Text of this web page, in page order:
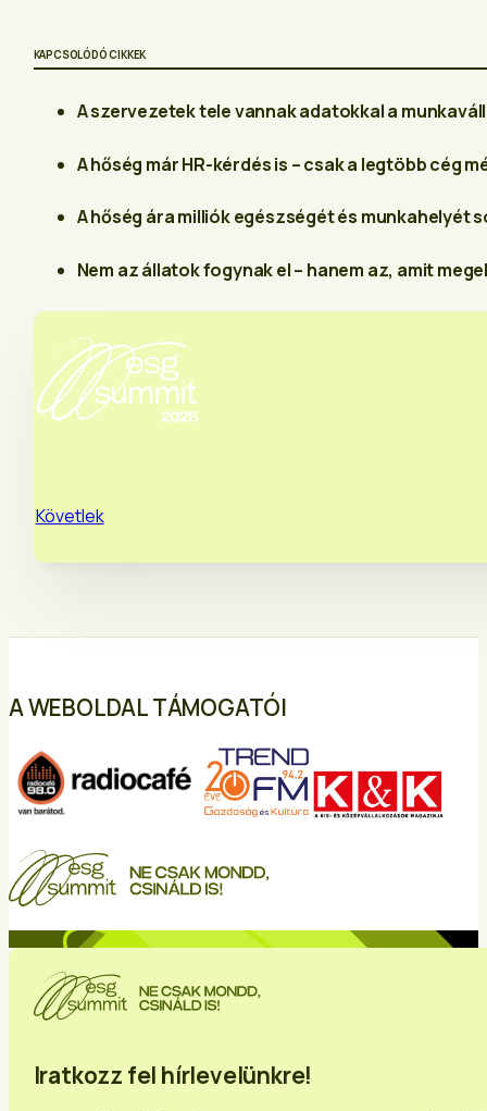
KAPCSOLÓDÓ CIKKEK
A szervezetek tele vannak adatokkal a
A hőség már HR-kérdés is – csak a legtöbb cég
A hőség ára milliók egészségét és munkahelyét
Nem az állatok fogynak el – hanem az, amit
Követlek
A WEBOLDAL TÁMOGATÓI
Iratkozz fel hírlevelünkre!